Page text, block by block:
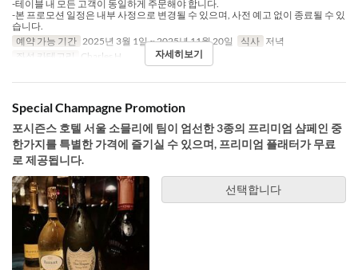
-테이블 내 모든 고객이 동일하게 주문해야 합니다.
-본 프로모션 일정은 내부 사정으로 변경될 수 있으며, 사전 예고 없이 종료될 수 있
습니다.
예약 가능 기간 2025년 3월 1일 ~ 2025년 11월 20일 식사 저녁
좌석 카테고리
Charles H. 자세히보기
Special Champagne Promotion
포시즌스 호텔 서울 소믈리에 팀이 엄선한 3종의 프리미엄 샴페인 중
한가지를 특별한 가격에 즐기실 수 있으며, 프리미엄 플래터가 무료
로 제공됩니다.
선택합니다